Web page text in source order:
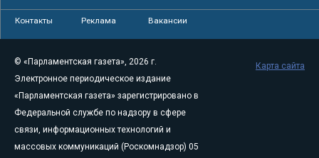
Контакты Реклама Вакансии
© «Парламентская газета», 2026 г.
Электронное периодическое издание
«Парламентская газета» зарегистрировано в
Федеральной службе по надзору в сфере
связи, информационных технологий и
массовых коммуникаций (Роскомнадзор) 05
Карта сайта